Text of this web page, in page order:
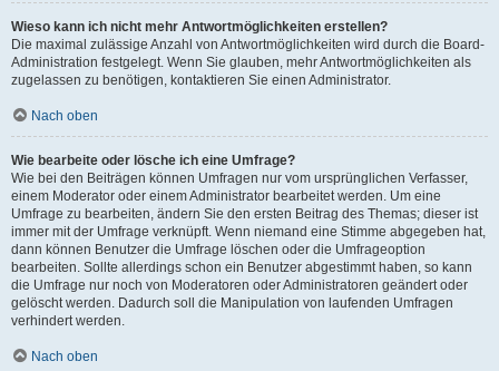
Wieso kann ich nicht mehr Antwortmöglichkeiten erstellen?
Die maximal zulässige Anzahl von Antwortmöglichkeiten wird durch die Board-
Administration festgelegt. Wenn Sie glauben, mehr Antwortmöglichkeiten als
zugelassen zu benötigen, kontaktieren Sie einen Administrator.
Nach oben
Wie bearbeite oder lösche ich eine Umfrage?
Wie bei den Beiträgen können Umfragen nur vom ursprünglichen Verfasser,
einem Moderator oder einem Administrator bearbeitet werden. Um eine
Umfrage zu bearbeiten, ändern Sie den ersten Beitrag des Themas; dieser ist
immer mit der Umfrage verknüpft. Wenn niemand eine Stimme abgegeben hat,
dann können Benutzer die Umfrage löschen oder die Umfrageoption
bearbeiten. Sollte allerdings schon ein Benutzer abgestimmt haben, so kann
die Umfrage nur noch von Moderatoren oder Administratoren geändert oder
gelöscht werden. Dadurch soll die Manipulation von laufenden Umfragen
verhindert werden.
Nach oben